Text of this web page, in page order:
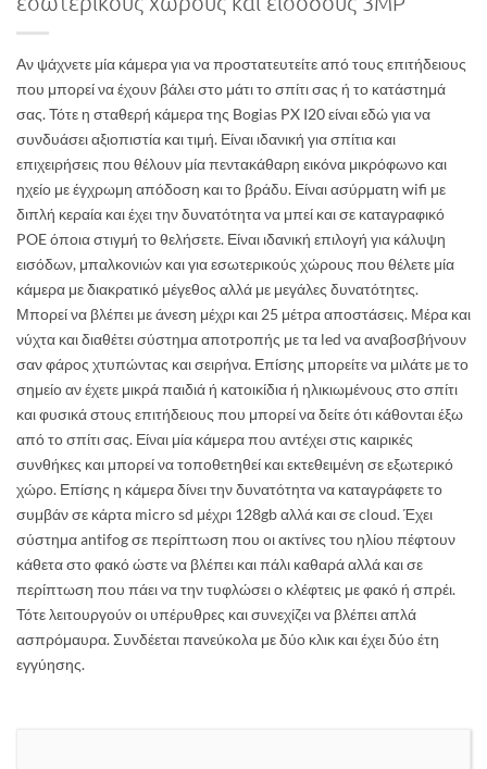
Αν ψάχνετε μία κάμερα για να προστατευτείτε από τους επιτήδειους
που μπορεί να έχουν βάλει στο μάτι το σπίτι σας ή το κατάστημά
σας. Τότε η σταθερή κάμερα της Bogias PX I20 είναι εδώ για να
συνδυάσει αξιοπιστία και τιμή. Είναι ιδανική για σπίτια και
επιχειρήσεις που θέλουν μία πεντακάθαρη εικόνα μικρόφωνο και
ηχείο με έγχρωμη απόδοση και το βράδυ. Είναι ασύρματη wifi με
διπλή κεραία και έχει την δυνατότητα να μπεί και σε καταγραφικό
POE όποια στιγμή το θελήσετε. Είναι ιδανική επιλογή για κάλυψη
εισόδων, μπαλκονιών και για εσωτερικούς χώρους που θέλετε μία
κάμερα με διακρατικό μέγεθος αλλά με μεγάλες δυνατότητες.
Μπορεί να βλέπει με άνεση μέχρι και 25 μέτρα αποστάσεις. Μέρα και
νύχτα και διαθέτει σύστημα αποτροπής με τα led να αναβοσβήνουν
σαν φάρος χτυπώντας και σειρήνα. Επίσης μπορείτε να μιλάτε με το
σημείο αν έχετε μικρά παιδιά ή κατοικίδια ή ηλικιωμένους στο σπίτι
και φυσικά στους επιτήδειους που μπορεί να δείτε ότι κάθονται έξω
από το σπίτι σας. Είναι μία κάμερα που αντέχει στις καιρικές
συνθήκες και μπορεί να τοποθετηθεί και εκτεθειμένη σε εξωτερικό
χώρο. Επίσης η κάμερα δίνει την δυνατότητα να καταγράφετε το
συμβάν σε κάρτα micro sd μέχρι 128gb αλλά και σε cloud. Έχει
σύστημα antifog σε περίπτωση που οι ακτίνες του ηλίου πέφτουν
κάθετα στο φακό ώστε να βλέπει και πάλι καθαρά αλλά και σε
περίπτωση που πάει να την τυφλώσει ο κλέφτεις με φακό ή σπρέι.
Τότε λειτουργούν οι υπέρυθρες και συνεχίζει να βλέπει απλά
ασπρόμαυρα. Συνδέεται πανεύκολα με δύο κλικ και έχει δύο έτη
εγγύησης.